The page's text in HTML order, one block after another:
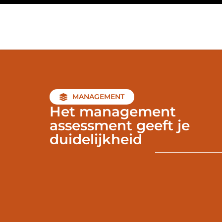
MANAGEMENT
Het management
assessment geeft je
duidelijkheid